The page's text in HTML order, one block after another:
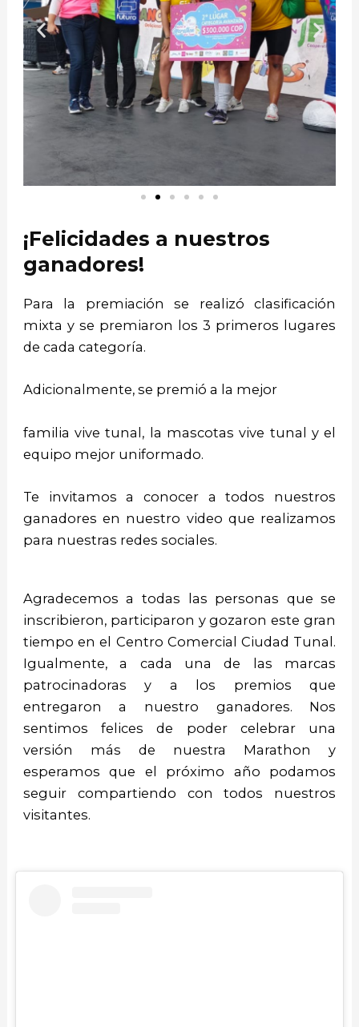
¡Felicidades a nuestros
ganadores!
Para la premiación se realizó clasificación
mixta y se premiaron los 3 primeros lugares
de cada categoría.
Adicionalmente, se premió a la mejor
familia vive tunal, la mascotas vive tunal y el
equipo mejor uniformado.
Te invitamos a conocer a todos nuestros
ganadores en nuestro video que realizamos
para nuestras redes sociales.
Agradecemos a todas las personas que se
inscribieron, participaron y gozaron este gran
tiempo en el Centro Comercial Ciudad Tunal.
Igualmente, a cada una de las marcas
patrocinadoras y a los premios que
entregaron a nuestro ganadores. Nos
sentimos felices de poder celebrar una
versión más de nuestra Marathon y
esperamos que el próximo año podamos
seguir compartiendo con todos nuestros
visitantes.